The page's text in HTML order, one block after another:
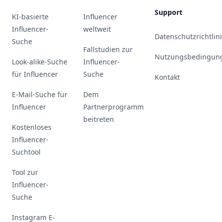
KI-basierte
Influencer-
Suche
Look-alike-Suche
für Influencer
E-Mail-Suche für
Influencer
Kostenloses
Influencer-
Suchtool
Tool zur
Influencer-
Suche
Instagram E-
Influencer
weltweit
Fallstudien zur
Influencer-
Suche
Dem
Partnerprogramm
beitreten
Support
Kontakt